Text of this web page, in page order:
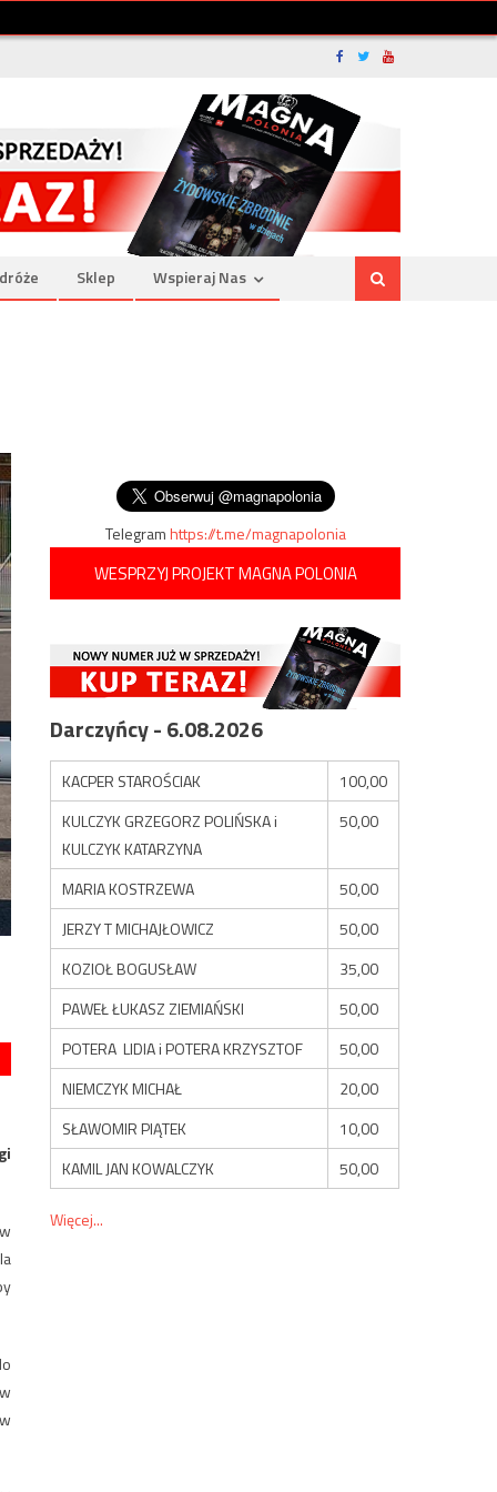
Sklep Wspieraj Nas
Telegramhttps://t.me/magnapolonia
WESPRZYJ PROJEKT MAGNA POLONIA
Darczyńcy - 6.08.2026
KACPER STAROŚCIAK
100,00
KULCZYK GRZEGORZ POLIŃSKA i
KULCZYK KATARZYNA
50,00
MARIA KOSTRZEWA
50,00
JERZY T MICHAJŁOWICZ
50,00
KOZIOŁ BOGUSŁAW
35,00
PAWEŁ ŁUKASZ ZIEMIAŃSKI
50,00
POTERA LIDIA i POTERA KRZYSZTOF
50,00
NIEMCZYK MICHAŁ
20,00
SŁAWOMIR PIĄTEK
10,00
KAMIL JAN KOWALCZYK
50,00
Więcej...